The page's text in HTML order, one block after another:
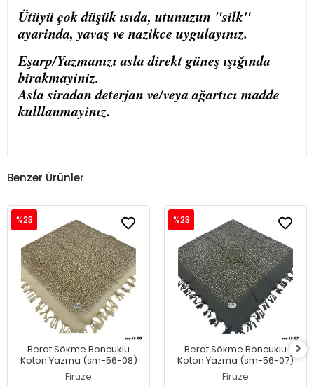
Ütüyü çok düşük ısıda, utunuzun "silk"
ayarinda, yavaş ve nazikce uygulayınız.
Eşarp/Yazmanızı asla direkt güneş ışığında
birakmayiniz.
Asla siradan deterjan ve/veya ağartıcı madde
kulllanmayinız.
Benzer Ürünler
Berat Sökme Boncuklu
Koton Yazma (sm-56-08)
Firuze
%23
Berat Sökme Boncuklu
Koton Yazma (sm-56-07)
Firuze
%23